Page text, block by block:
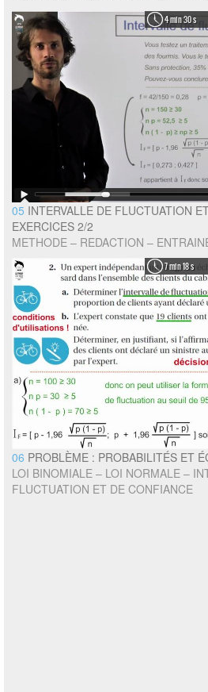
4 min 30 s
05 INTERVALLE DE FLUCTUATION
EXERCICES 2/2
METHODE – REDACTION –
7 min 18 s
06 PROBLÈME : PROBABILITÉS ET
LOI BINOMIALE – LOI NORMALE –
FLUCTUATION ET DE CONFIANCE